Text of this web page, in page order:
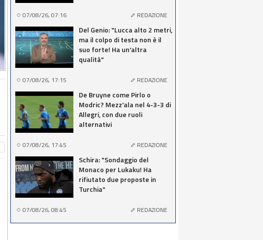
07/08/26, 07:16 REDAZIONE
Del Genio: "Lucca alto 2 metri,
ma il colpo di testa non è il
suo forte! Ha un'altra
qualità"
07/08/26, 17:15 REDAZIONE
De Bruyne come Pirlo o
Modric? Mezz'ala nel 4-3-3 di
Allegri, con due ruoli
alternativi
07/08/26, 17:45 REDAZIONE
Schira: "Sondaggio del
Monaco per Lukaku! Ha
rifiutato due proposte in
Turchia"
07/08/26, 08:45 REDAZIONE